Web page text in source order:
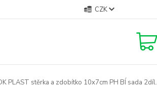
CZK
PLAST stěrka a zdobítko 10x7cm PH BÍ sada 2díl.